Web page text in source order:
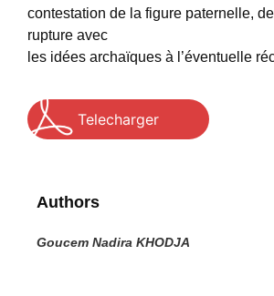
contestation de la figure paternelle,
rupture avec
les idées archaïques à l’éventuelle
Telecharger
Authors
Goucem Nadira KHODJA